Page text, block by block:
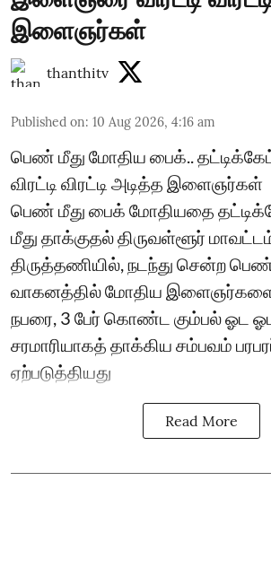
இளைஞர்கள்
thanthitv
Published on: 10 Aug 2026, 4:16 am
பெண் மீது மோதிய பைக்..
விரட்டி விரட்டி அடித்த இளைஞர்கள்
பெண் மீது பைக் மோதியதை
மீது தாக்குதல் திருவள்ளூர்
திருத்தணியில், நடந்து சென்ற
வாகனத்தில் மோதிய இளைஞர்களை
நபரை, 3 பேர் கொண்ட கும்பல் ஓட ஓட
சரமாரியாகத் தாக்கிய சம்பவம்
ஏற்படுத்தியது
Read More